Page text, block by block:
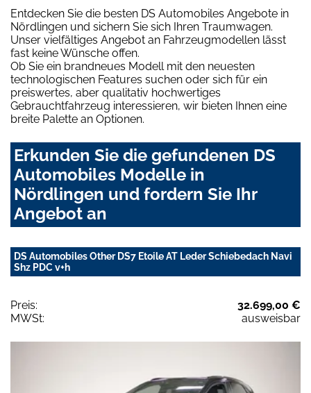
Entdecken Sie die besten DS Automobiles Angebote in
Nördlingen und sichern Sie sich Ihren Traumwagen.
Unser vielfältiges Angebot an Fahrzeugmodellen lässt
fast keine Wünsche offen.
Ob Sie ein brandneues Modell mit den neuesten
technologischen Features suchen oder sich für ein
preiswertes, aber qualitativ hochwertiges
Gebrauchtfahrzeug interessieren, wir bieten Ihnen eine
breite Palette an Optionen.
Erkunden Sie die gefundenen DS
Automobiles Modelle in
Nördlingen und fordern Sie Ihr
Angebot an
DS Automobiles Other DS7 Etoile AT Leder Schiebedach Navi
Shz PDC v+h
Preis:
32.699,00 €
MWSt:
ausweisbar